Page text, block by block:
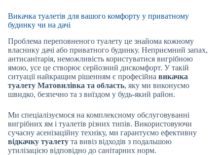
Викачка туалетів для вашого комфорту у приватному
будинку чи на дачі
Проблема переповненого туалету це знайома кожному
власнику дачі або приватного будинку. Неприємний запах,
антисанітарія, неможливість користуватися вигрібною
ямою, усе це створює серйозний дискомфорт. У такій
ситуації найкращим рішенням є професійна викачка
туалету Матовилівка та область, яку ми виконуємо
швидко, безпечно та з виїздом у будь-який район.
Ми спеціалізуємося на комплексному обслуговуванні
вигрібних ям і туалетів різних типів. Використовуючи
сучасну асенізаційну техніку, ми гарантуємо ефективну
відкачку туалету та вивіз відходів з подальшою
утилізацією відповідно до санітарних норм.